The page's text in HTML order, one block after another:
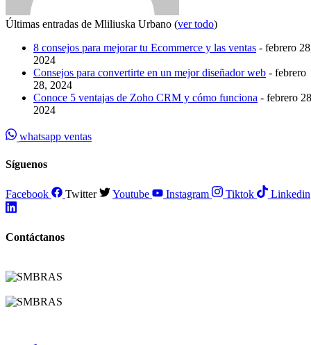
Últimas entradas de Mliliuska Urbano (ver todo)
8 consejos para mejorar tu Ecommerce y las ventas - febrero
2024
Consejos para convertirte en un mejor diseñador web - febrero
28, 2024
Conoce 5 ventajas de Zoho CRM y cómo funciona - febrero
2024
whatsapp ventas
Síguenos
Facebook Twitter Youtube Instagram Tiktok Linkedin
Contáctanos